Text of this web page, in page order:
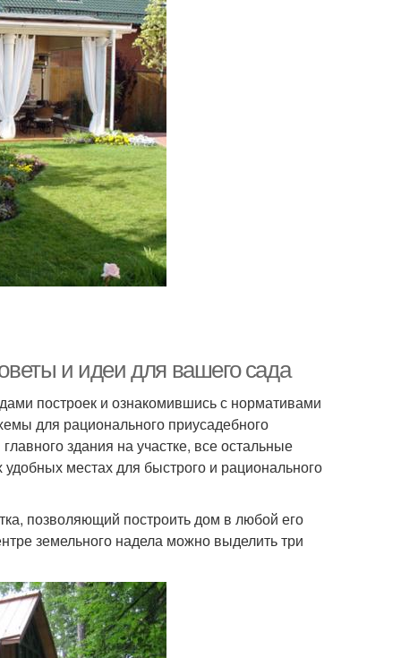
и идеи для вашего сада
построек и ознакомившись с нормативами
для рационального приусадебного
здания на участке, все остальные
местах для быстрого и рационального
позволяющий построить дом в любой его
земельного надела можно выделить три